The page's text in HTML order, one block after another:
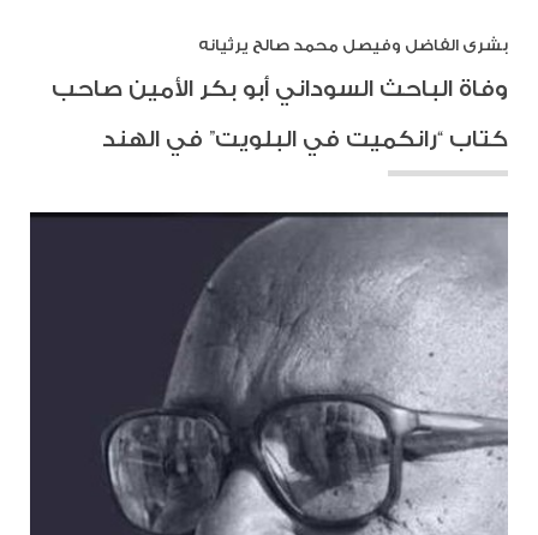
بشرى الفاضل وفيصل محمد صالح يرثيانه
وفاة الباحث السوداني أبو بكر الأمين صاحب
كتاب “رانكميت في البلويت” في الهند